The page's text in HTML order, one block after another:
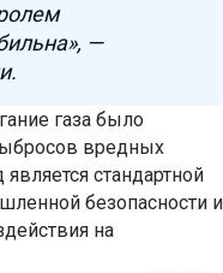
—
газа было
вредных
стандартной
безопасности и
на